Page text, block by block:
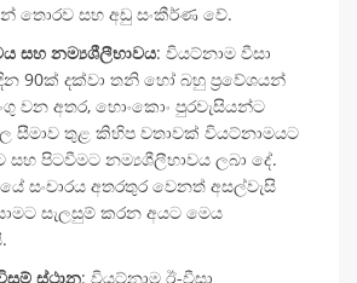
තොරව සහ අඩු සංකීර්ණ වේ.
සහ නම්‍යශීලීභාවය: වියට්නාම වීසා
90ක් දක්වා තනි හෝ බහු ප්‍රවේශයන්
වන අතර, හොංකොං පුරවැසියන්ට
සීමාව තුළ කිහිප වතාවක් වියට්නාමයට
පිටවීමට නම්‍යශීලීභාවය ලබා දේ.
සංචාරය අතරතුර වෙනත් අසල්වැසි
සැලසුම් කරන අයට මෙය
ස්ථාන: වියට්නාම ඊ-වීසා